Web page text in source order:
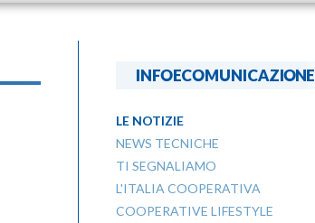
INFOECOMUNICAZIONE
LE NOTIZIE
NEWS TECNICHE
TI SEGNALIAMO
L'ITALIA COOPERATIVA
COOPERATIVE LIFESTYLE